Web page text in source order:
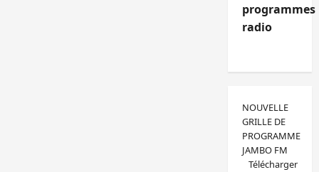
programmes
radio
NOUVELLE
GRILLE DE
PROGRAMME
JAMBO FM
Télécharger